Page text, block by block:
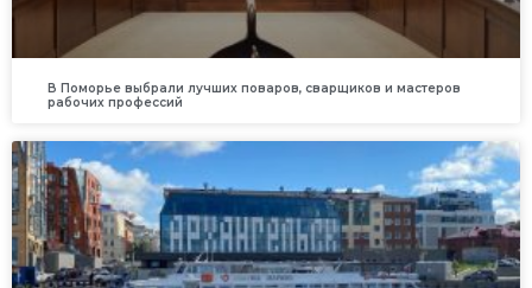
В Поморье выбрали лучших поваров, сварщиков и мастеров
рабочих профессий